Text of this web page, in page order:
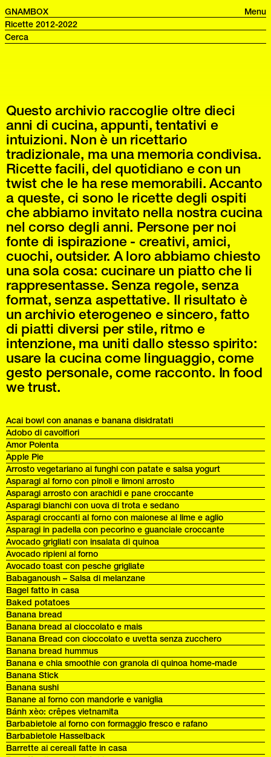
GNAMBOX
Menu
Ricette 2012-2022
Questo archivio raccoglie oltre dieci
anni di cucina, appunti, tentativi e
intuizioni. Non è un ricettario
tradizionale, ma una memoria condivisa.
Ricette facili, del quotidiano e con un
twist che le ha rese memorabili. Accanto
a queste, ci sono le ricette degli ospiti
che abbiamo invitato nella nostra cucina
nel corso degli anni. Persone per noi
fonte di ispirazione - creativi, amici,
cuochi, outsider. A loro abbiamo chiesto
una sola cosa: cucinare un piatto che li
rappresentasse. Senza regole, senza
format, senza aspettative. Il risultato è
un archivio eterogeneo e sincero, fatto
di piatti diversi per stile, ritmo e
intenzione, ma uniti dallo stesso spirito:
usare la cucina come linguaggio, come
gesto personale, come racconto. In food
we trust.
Acai bowl con ananas e banana disidratati
Adobo di cavolfiori
Amor Polenta
Apple Pie
Arrosto vegetariano ai funghi con patate e salsa yogurt
Asparagi al forno con pinoli e limoni arrosto
Asparagi arrosto con arachidi e pane croccante
Asparagi bianchi con uova di trota e sedano
Asparagi croccanti al forno con maionese al lime e aglio
Asparagi in padella con pecorino e guanciale croccante
Avocado grigliati con insalata di quinoa
Avocado ripieni al forno
Avocado toast con pesche grigliate
Babaganoush – Salsa di melanzane
Bagel fatto in casa
Baked potatoes
Banana bread
Banana bread al cioccolato e mais
Banana Bread con cioccolato e uvetta senza zucchero
Banana bread hummus
Banana e chia smoothie con granola di quinoa home-made
Banana Stick
Banana sushi
Banane al forno con mandorle e vaniglia
Bánh xèo: crêpes vietnamita
Barbabietole al forno con formaggio fresco e rafano
Barbabietole Hasselback
Barrette ai cereali fatte in casa